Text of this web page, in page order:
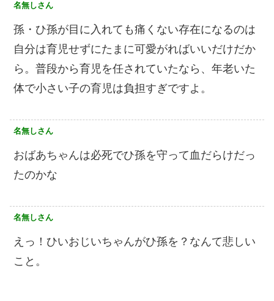
名無しさん
孫・ひ孫が目に入れても痛くない存在になるのは
自分は育児せずにたまに可愛がればいいだけだか
ら。普段から育児を任されていたなら、年老いた
体で小さい子の育児は負担すぎですよ。
名無しさん
おばあちゃんは必死でひ孫を守って血だらけだっ
たのかな
名無しさん
えっ！ひいおじいちゃんがひ孫を？なんて悲しい
こと。